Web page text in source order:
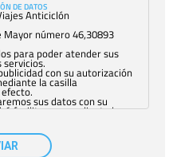
DE DATOS
Anticiclón
Mayor número 46,30893
para poder atender sus
con su autorización
la casilla
sus datos con su
facilitarnos mediante la
sólo el personal de
autorizado podrá
que le pedimos. No se